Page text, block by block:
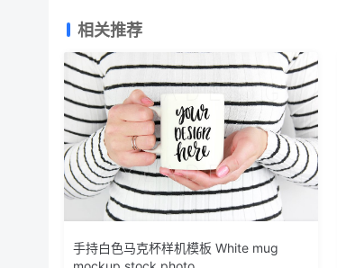
相关推荐
手持白色马克杯样机模板 White mug